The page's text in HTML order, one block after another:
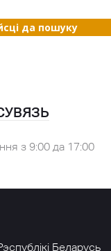
да пошуку
з 9:00 да 17:00
Беларусь